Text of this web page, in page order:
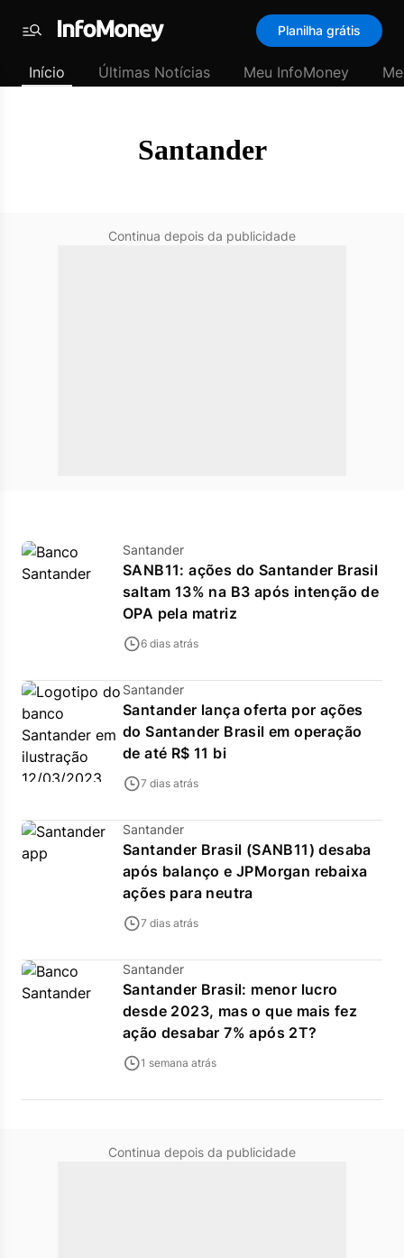
Padrão
Últimas
Menu
Planilha grátis
Início Últimas Notícias Meu InfoMoney
Santander
Continua depois da publicidade
Santander
SANB11: ações do Santander Brasil
saltam 13% na B3 após intenção de
OPA pela matriz
6 dias atrás
Santander
Santander lança oferta por ações
do Santander Brasil em operação
de até R$ 11 bi
7 dias atrás
Santander
Santander Brasil (SANB11) desaba
após balanço e JPMorgan rebaixa
ações para neutra
7 dias atrás
Santander
Santander Brasil: menor lucro
desde 2023, mas o que mais fez
ação desabar 7% após 2T?
1 semana atrás
Continua depois da publicidade